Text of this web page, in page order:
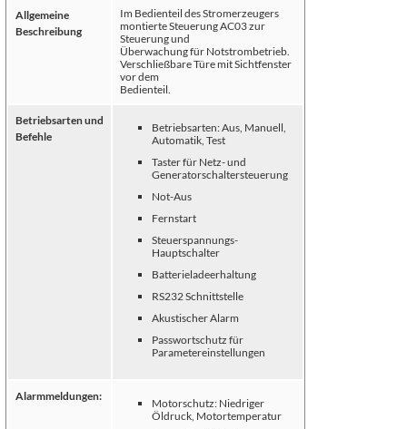
Allgemeine
Beschreibung
Im Bedienteil des Stromerzeugers
montierte Steuerung AC03 zur
Steuerung und
Überwachung für Notstrombetrieb.
Verschließbare Türe mit Sichtfenster
vor dem
Bedienteil.
Betriebsarten und
Befehle
Betriebsarten: Aus, Manuell,
Automatik, Test
Taster für Netz- und
Generatorschaltersteuerung
Not-Aus
Fernstart
Steuerspannungs-
Hauptschalter
Batterieladeerhaltung
RS232 Schnittstelle
Akustischer Alarm
Passwortschutz für
Parametereinstellungen
Alarmmeldungen:
Motorschutz: Niedriger
Öldruck, Motortemperatur